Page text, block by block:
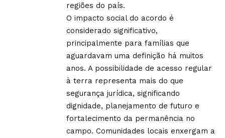
regiões do país.
O impacto social do acordo é
considerado significativo,
principalmente para famílias que
aguardavam uma definição há muitos
anos. A possibilidade de acesso regular
à terra representa mais do que
segurança jurídica, significando
dignidade, planejamento de futuro e
fortalecimento da permanência no
campo. Comunidades locais enxergam a